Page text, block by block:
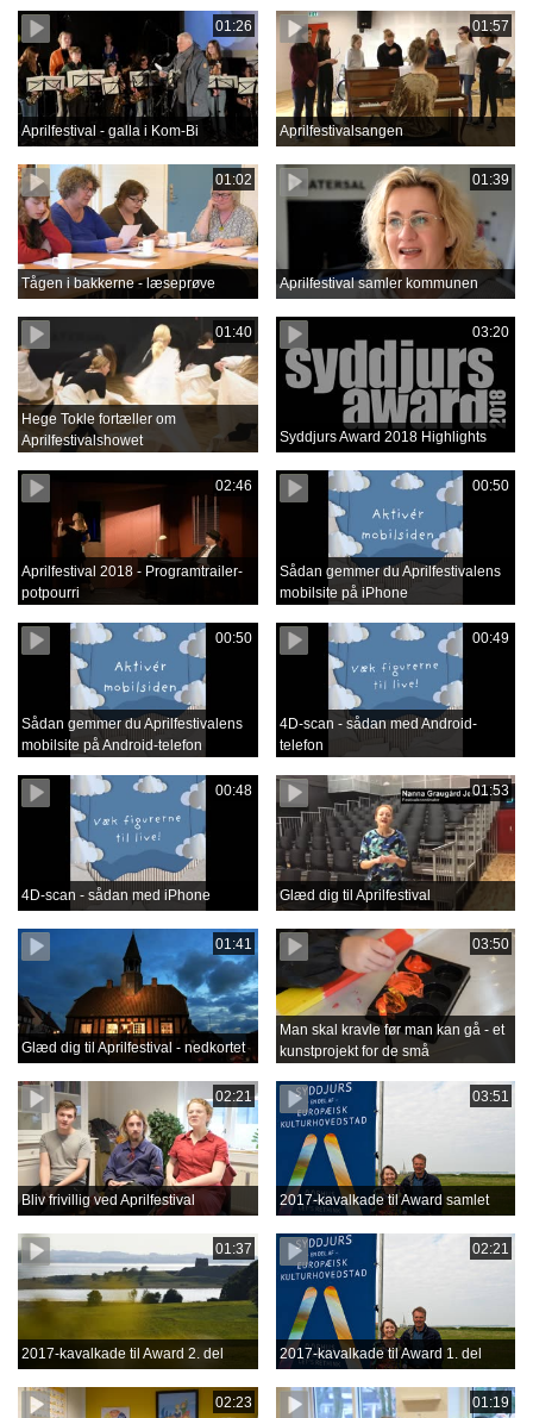
01:26
Aprilfestival - galla i Kom-Bi
01:57
Aprilfestivalsangen
01:02
Tågen i bakkerne - læseprøve
01:39
Aprilfestival samler kommunen
01:40
Hege Tokle fortæller om
Aprilfestivalshowet
03:20
Syddjurs Award 2018 Highlights
02:46
Aprilfestival 2018 - Programtrailer-
potpourri
00:50
Sådan gemmer du Aprilfestivalens
mobilsite på iPhone
00:50
Sådan gemmer du Aprilfestivalens
mobilsite på Android-telefon
00:49
4D-scan - sådan med Android-
telefon
00:48
4D-scan - sådan med iPhone
01:53
Glæd dig til Aprilfestival
01:41
Glæd dig til Aprilfestival - nedkortet
03:50
Man skal kravle før man kan gå - et
kunstprojekt for de små
02:21
Bliv frivillig ved Aprilfestival
03:51
2017-kavalkade til Award samlet
01:37
2017-kavalkade til Award 2. del
02:21
2017-kavalkade til Award 1. del
02:23 01:19